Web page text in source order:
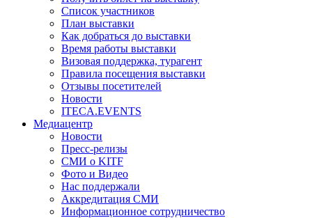
Список участников
План выставки
Как добраться до выставки
Время работы выставки
Визовая поддержка, турагент
Правила посещения выставки
Отзывы посетителей
Новости
ITECA.EVENTS
Медиацентр
Новости
Пресс-релизы
СМИ о KITF
Фото и Видео
Нас поддержали
Аккредитация СМИ
Информационное сотрудничество